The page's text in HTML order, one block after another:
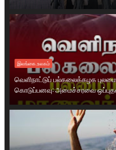
இலங்கை.உலகம்
வெளிநாட்டுப் பல்கலைக்கழக
கொடுப்பனவு: அமைச்சரவை